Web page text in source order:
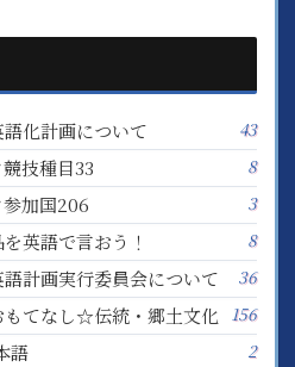
化計画について 43
技種目33 8
加国206 3
英語で言おう！ 8
計画実行委員会について 36
てなし☆伝統・郷土文化 156
語 2